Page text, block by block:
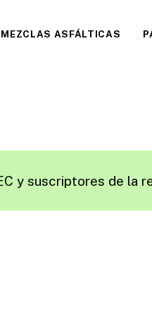
MEZCLAS ASFÁLTICAS
y suscriptores de la